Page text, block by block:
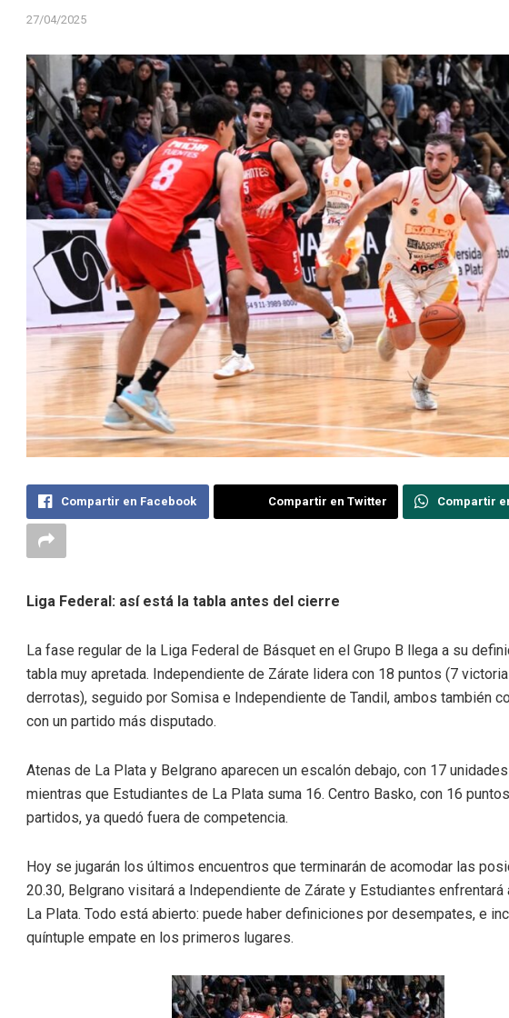
27/04/2025
Compartir en Facebook Compartir en Twitter Compartir
Liga Federal: así está la tabla antes del cierre
La fase regular de la Liga Federal de Básquet en el Grupo B llega a su
tabla muy apretada. Independiente de Zárate lidera con 18 puntos (7
derrotas), seguido por Somisa e Independiente de Tandil, ambos también
con un partido más disputado.
Atenas de La Plata y Belgrano aparecen un escalón debajo, con 17
mientras que Estudiantes de La Plata suma 16. Centro Basko, con 16
partidos, ya quedó fuera de competencia.
Hoy se jugarán los últimos encuentros que terminarán de acomodar las
20.30, Belgrano visitará a Independiente de Zárate y Estudiantes enfrentará
La Plata. Todo está abierto: puede haber definiciones por desempates, e
quíntuple empate en los primeros lugares.